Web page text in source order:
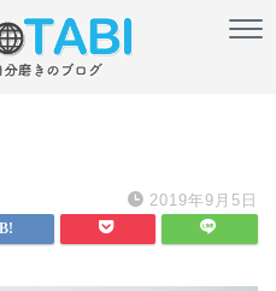
2019年9月5日